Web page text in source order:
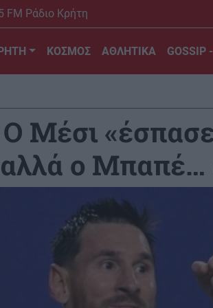
FM Ράδιο Κρήτη
ΚΟΣΜΟΣ ΑΘΛΗΤΙΚΑ GOSSIP
Μέσι
ο Μπαπέ…